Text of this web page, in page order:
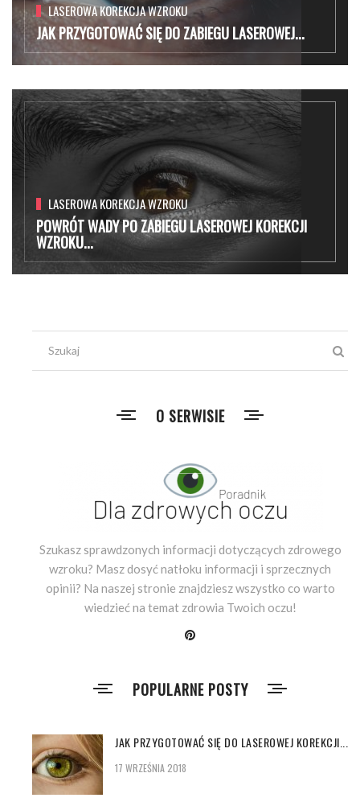
LASEROWA KOREKCJA WZROKU
JAK PRZYGOTOWAĆ SIĘ DO ZABIEGU LASEROWEJ...
LASEROWA KOREKCJA WZROKU
POWRÓT WADY PO ZABIEGU LASEROWEJ KOREKCJI
WZROKU...
O SERWISIE
Szukasz sprawdzonych informacji dotyczących zdrowego
wzroku? Masz dosyć natłoku informacji i sprzecznych
opinii? Na naszej stronie znajdziesz wszystko co warto
wiedzieć na temat zdrowia Twoich oczu!
POPULARNE POSTY
JAK PRZYGOTOWAĆ SIĘ DO LASEROWEJ KOREKCJI...
17 WRZEŚNIA 2018